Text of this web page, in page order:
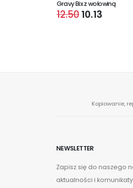
Gravy Bix z wołowiną
10.13
12.50
Kopiowanie,
NEWSLETTER
Zapisz się do naszego
aktualności i